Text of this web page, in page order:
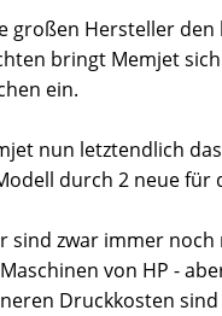
großen Hersteller den
bringt Memjet
ein.
nun letztendlich
durch 2 neue für
sind zwar immer
von HP -
Druckkosten